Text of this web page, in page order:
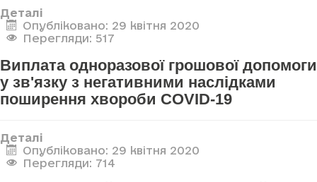
Деталі
Опубліковано: 29 квітня 2020
Перегляди: 517
Виплата одноразової грошової допомоги
у зв'язку з негативними наслідками
поширення хвороби COVID-19
Деталі
Опубліковано: 29 квітня 2020
Перегляди: 714